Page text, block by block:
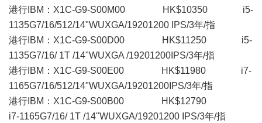
港行IBM：X1C-G9-S00M00 HK$10350 i5-
1135G7/16/512/14"WUXGA/19201200 IPS/3年/指
港行IBM：X1C-G9-S00D00 HK$11250 i5-
1135G7/16/ 1T /14"WUXGA /19201200IPS/3年/指
港行IBM：X1C-G9-S00E00 HK$11980 i7-
1165G7/16/512/14"WUXGA/19201200IPS/3年/指
港行IBM：X1C-G9-S00B00 HK$12790
i7-1165G7/16/ 1T /14"WUXGA/19201200 IPS/3年/指